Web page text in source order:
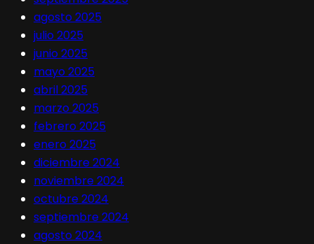
agosto 2025
julio 2025
junio 2025
mayo 2025
abril 2025
marzo 2025
febrero 2025
enero 2025
diciembre 2024
noviembre 2024
octubre 2024
septiembre 2024
agosto 2024